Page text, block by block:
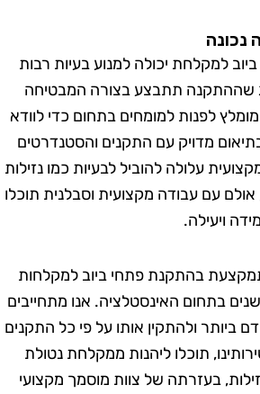
למקלחת יכולה למנוע בעיות רבות
תתבצע בצורה המבטיחה
לפנות למומחים בתחום כדי לוודא
מדויק עם התקנים והסטנדרטים
עלולה להוביל לבעיות כמו נזילות
עם עבודה מקצועית וסבלנית תוכלו
ויעילה.
בהתקנת פתחי ביוב למקלחות
בתחום האינסטלציה. אנו מתחייבים
ולהתקין אותו על פי כל התקנים
תוכלו ליהנות ממקלחת נטולת
בעזרתה של צוות מוסמך מקצועי